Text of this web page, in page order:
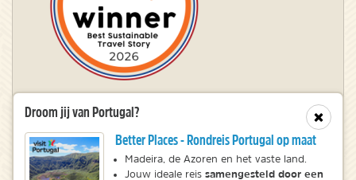
Winnaar Dutch Travel Blog Awards
© 2010 – 2026 NatureScanner.nl
Sluit
Droom jij van Portugal?
Better Places - Rondreis Portugal op maat
Madeira, de Azoren en het vaste land.
Jouw ideale reis samengesteld door een